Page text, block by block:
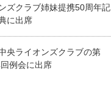
ズクラブ姉妹提携50周年記
に出席
央ライオンズクラブの第
例会に出席